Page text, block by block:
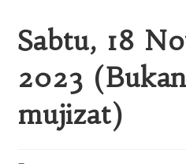
Sabtu, 18
2023
mujizat)